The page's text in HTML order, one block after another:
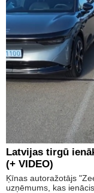
Latvijas tirgū
(+ VIDEO)
Ķīnas autoražotājs
uzņēmums, kas